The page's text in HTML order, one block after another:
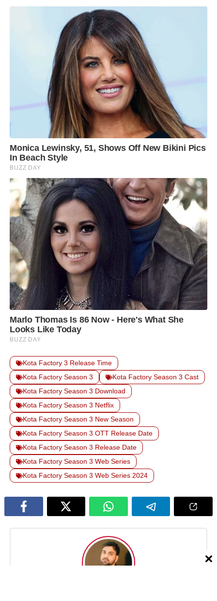
Kota Factory 3 Release Time
Kota Factory Season 3
Kota Factory Season 3 Cast
Kota Factory Season 3 Download
Kota Factory Season 3 Netflix
Kota Factory Season 3 New Season
Kota Factory Season 3 OTT Release Date
Kota Factory Season 3 Release Date
Kota Factory Season 3 Web Series
Kota Factory Season 3 Web Series 2024